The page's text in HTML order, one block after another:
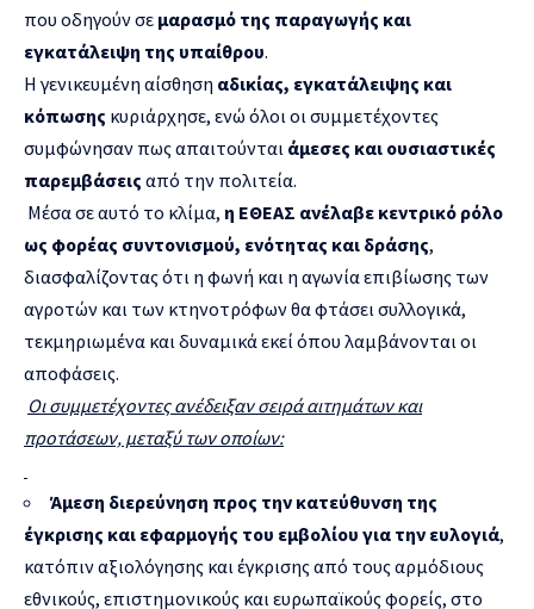
που οδηγούν σε μαρασμό της παραγωγής και
εγκατάλειψη της υπαίθρου.
Η γενικευμένη αίσθηση αδικίας, εγκατάλειψης και
κόπωσης κυριάρχησε, ενώ όλοι οι συμμετέχοντες
συμφώνησαν πως απαιτούνται άμεσες και ουσιαστικές
παρεμβάσεις από την πολιτεία.
Μέσα σε αυτό το κλίμα, η ΕΘΕΑΣ ανέλαβε κεντρικό ρόλο
ως φορέας συντονισμού, ενότητας και δράσης,
διασφαλίζοντας ότι η φωνή και η αγωνία επιβίωσης των
αγροτών και των κτηνοτρόφων θα φτάσει συλλογικά,
τεκμηριωμένα και δυναμικά εκεί όπου λαμβάνονται οι
αποφάσεις.
Οι συμμετέχοντες ανέδειξαν σειρά αιτημάτων και
προτάσεων, μεταξύ των οποίων:
Άμεση διερεύνηση προς την κατεύθυνση της
έγκρισης και εφαρμογής του εμβολίου για την ευλογιά,
κατόπιν αξιολόγησης και έγκρισης από τους αρμόδιους
εθνικούς, επιστημονικούς και ευρωπαϊκούς φορείς, στο